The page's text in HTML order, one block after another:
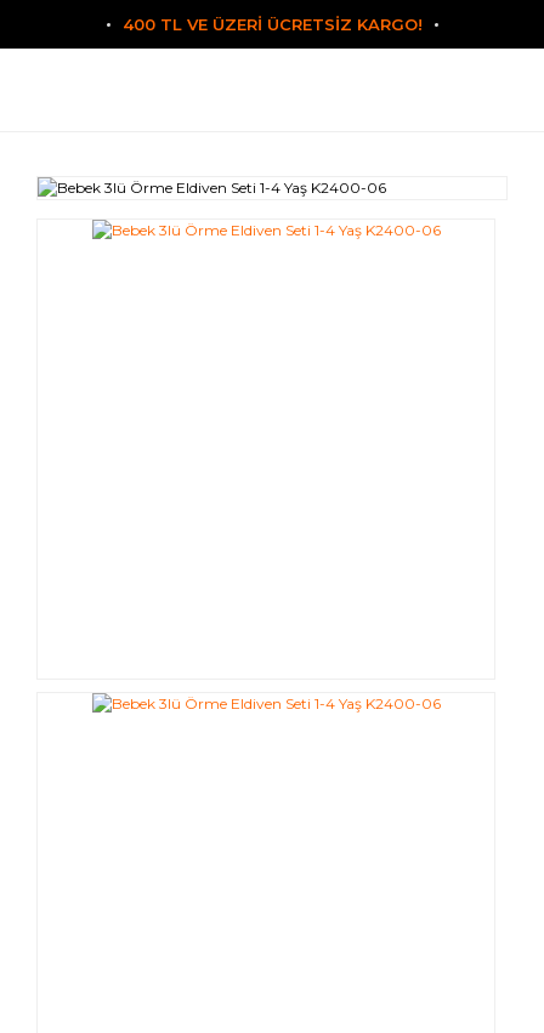
400 TL VE ÜZERİ ÜCRETSİZ KARGO!